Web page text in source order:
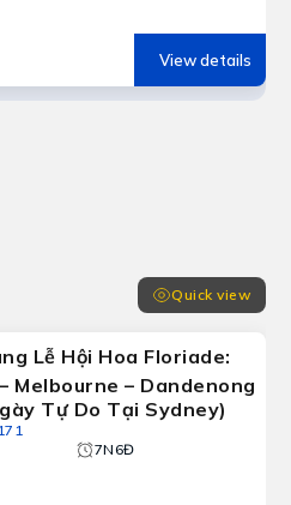
View details
Quick view
Lễ Hội Hoa Floriade:
Melbourne – Dandenong
Tự Do Tại Sydney)
7N6Đ